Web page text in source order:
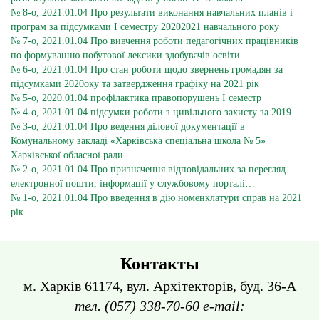
№ 8-о, 2021.01.04 Про результати виконання навчальних планів і
програм за підсумками І семестру 20202021 навчального року
№ 7-о, 2021.01.04 Про вивчення роботи педагогічних працівників
по формуванню побутової лексики здобувачів освіти
№ 6-о, 2021.01.04 Про стан роботи щодо звернень громадян за
підсумками 2020оку та затвердження графіку на 2021 рік
№ 5-о, 2020.01.04 профілактика правопорушень І семестр
№ 4-о, 2021.01.04 підсумки роботи з цивільного захисту за 2019
№ 3-о, 2021.01.04 Про ведення ділової документації в
Комунальному закладі «Харківська спеціальна школа № 5»
Харківської обласної ради
№ 2-о, 2021.01.04 Про призначення відповідальних за перегляд
електронної пошти, інформації у службовому порталі…
№ 1-о, 2021.01.04 Про введення в дію номенклатури справ на 2021
рік
Контакты
м. Харків 61174, вул. Архітекторів, буд. 36-А
тел. (057) 338-70-60 e-mail: